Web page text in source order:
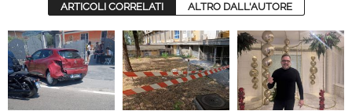
ARTICOLI CORRELATI ALTRO DALL'AUTORE